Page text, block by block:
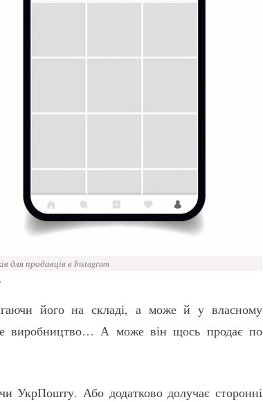
для продавців в Instagram
його на складі, а може й у власному
виробництво… А може він щось продає по
УкрПошту. Або додатково долучає сторонні